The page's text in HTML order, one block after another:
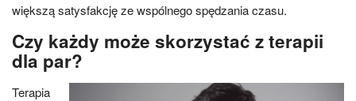
większą satysfakcję ze wspólnego spędzania czasu.
Czy każdy może skorzystać z terapii
dla par?
Terapia